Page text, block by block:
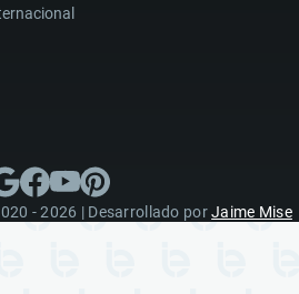
- 2026 | Desarrollado porJaime Mise